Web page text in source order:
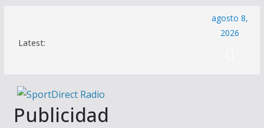
contenido
Latest:
agosto 8,
2026
Publicidad